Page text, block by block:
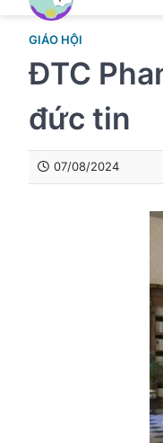
GIÁO HỘI
ĐTC
đức tin
07/08/2024